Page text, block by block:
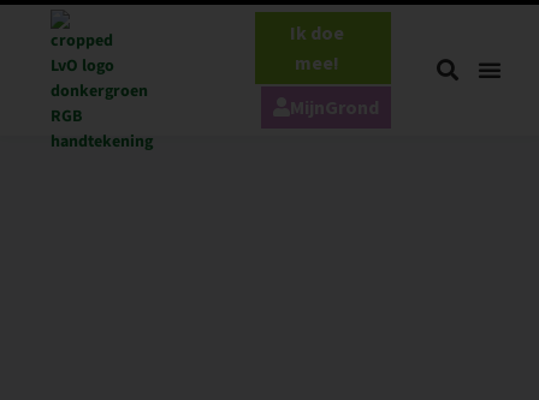
Ik doe
mee!